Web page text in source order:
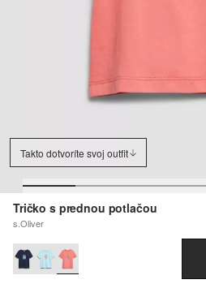
Takto dotvoríte svoj outfit
Tričko s prednou potlačou
s.Oliver